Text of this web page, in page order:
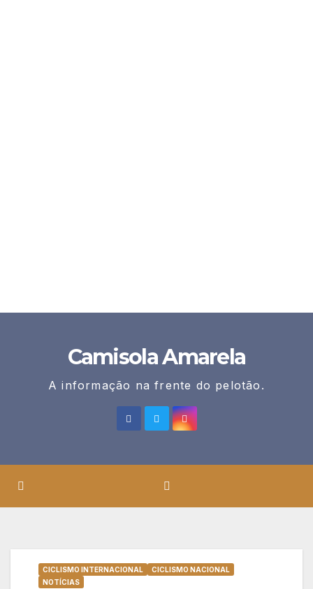
Camisola Amarela
A informação na frente do pelotão.
CICLISMO INTERNACIONAL
CICLISMO NACIONAL
NOTÍCIAS